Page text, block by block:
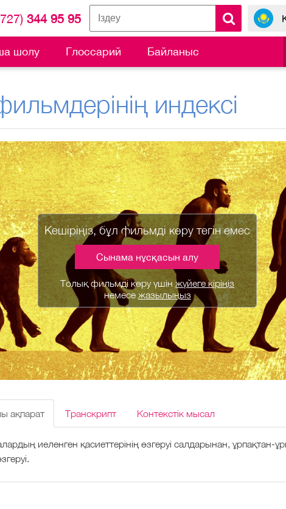
344 95 95
шолу Глоссарий Байланыс
индексі
Кешіріңіз, бұл фильмді көру тегін емес
Сынама нұсқасын алу
Толық фильмді көру үшінжүйеге кіріңіз
немесе жазылыңыз
ақпарат Транскрипт Контекстік мысал
иеленген қасиеттерінің өзгеруі салдарынан, ұрпақтан-